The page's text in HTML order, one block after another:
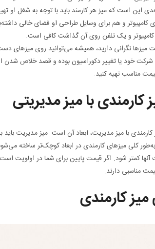
این است که میز هر کارمند باید با توجه به شغل او
کامپیوتر و هم برای وسایل طراحی او فضای خالی
و یک تلفن روی آن گذاشت کافی است.
نگرانی دارید، همیشه می‌توانید روی
خود یا تغییر دکوراسیون بوده و قصد خلاص شدن
مناسب تهیه کنید.
کارمندی با میز مدیریتی
با میز مدیریت، ابعاد آن است. میز مدیریت باید
کلی میزهای کارمندی در ابعاد کوچک‌تر ساخته
کمتر شود. اگر قیمت پایین برای شما در اولویت
مناسبی دارند.
کارمندی